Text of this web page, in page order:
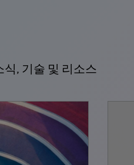
, 기술 및 리소스